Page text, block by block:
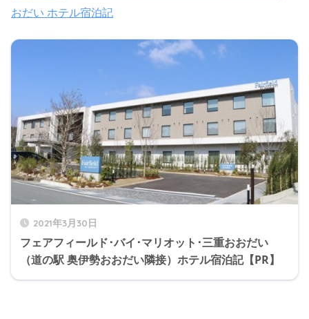
おだい ホテル宿泊記
2021年3月30日
フェアフィールド･バイ･マリオット･三重おおだい
（道の駅 奥伊勢おおだい隣接）ホテル宿泊記【PR】